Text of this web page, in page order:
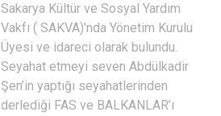
Sakarya Kültür ve Sosyal Yardım
Vakfı ( SAKVA)'nda Yönetim Kurulu
Üyesi ve idareci olarak bulundu.
Seyahat etmeyi seven Abdülkadir
Şen’in yaptığı seyahatlerinden
derlediği FAS ve BALKANLAR’ı